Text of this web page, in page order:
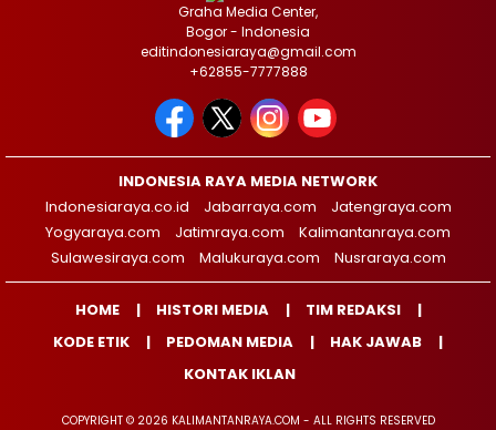
Graha Media Center,
Bogor - Indonesia
editindonesiaraya@gmail.com
+62855-7777888
INDONESIA RAYA MEDIA NETWORK
Indonesiaraya.co.id
Jabarraya.com
Jatengraya.com
Yogyaraya.com
Jatimraya.com
Kalimantanraya.com
Sulawesiraya.com
Malukuraya.com Nusraraya.com
HOME HISTORI MEDIA
TIM REDAKSI
KODE ETIK
PEDOMAN MEDIA
HAK JAWAB
KONTAK IKLAN
COPYRIGHT © 2026 KALIMANTANRAYA.COM - ALL RIGHTS RESERVED